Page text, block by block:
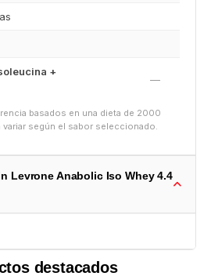
+
—
basados en una dieta de 2000
según el sabor seleccionado.
Levrone Anabolic Iso Whey 4.4
destacados